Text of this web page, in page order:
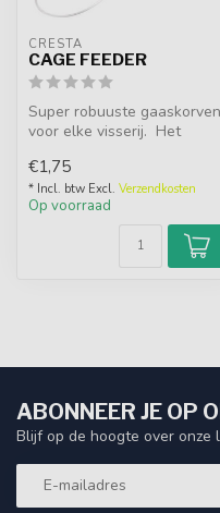
CRESTA
CAGE FEEDER
Super robuuste gaaskorven
voor elke visserij. Het
gaas ...
€1,75
* Incl. btw Excl. Verzendkosten
Op voorraad
ABONNEER JE OP
Blijf op de hoogte over onze